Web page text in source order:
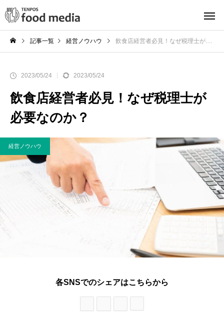
記事一覧 経営ノウハウ 飲食店経営者必見！なぜ税理士が必要なのか？
2023/05/24 2023/05/24
飲食店経営者必見！なぜ税理士が
必要なのか？
経営ノウハウ
各SNSでのシェアはこちらから